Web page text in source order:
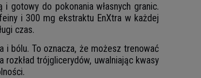
gotowy do pokonania własnych granic.
i 300 mg ekstraktu EnXtra w każdej
czas.
i bólu. To oznacza, że możesz trenować
trójglicerydów, uwalniając kwasy